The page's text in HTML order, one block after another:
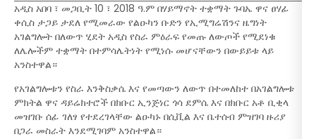
አዲስ አበባ ፣ መጋቢት 10 ፣ 2018 ዓ.ም በሃይማኖት ተቋማት ጉባኤ ዋና ፀሃፊ
ቀሲስ ታጋይ ታደለ የሚመራው የልዑካን ቡድን የኢሚግሬሽንና ዜግነት
አገልግሎት በለውጥ ሂደት አዲስ የስራ ምዕራፍ የመጡ ለውጦች የሚደነቁ
ለሌሎችም ተቋማት በተምሳሌትነት የሚነሱ መሆናቸውን በውይይቱ ላይ
አንስተዋል።
የአገልግሎቱን የስራ እንቅስቃሴ እና የመጣውን ለውጥ በተመለከተ በአገልግሎቱ
ምክትል ዋና ዳይሬክተሮች በክቡር ኢንጅነር ጎሳ ደምሴ እና በክቡር አቶ ቢቂላ
መዝገቡ ሰፊ ገለፃ የተደረገላቸው ልዑካኑ በሲቪል እና ቤተሰብ ምዝገባ ዙሪያ
በጋራ መስራት እንደሚገባም አንስተዋል።